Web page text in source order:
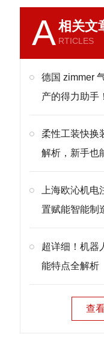
A相关文
RTICLES
德国 zimmer
产的得力助手！
柔性工装快换
解析，新手也
上海欧沁机
置赋能智能制
超详细！机器
能特点全解析
查